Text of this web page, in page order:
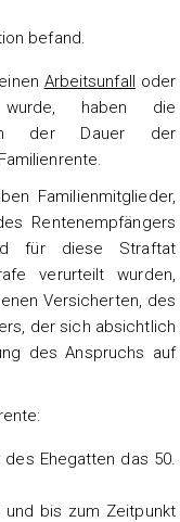
befand.
Arbeitsunfall oder
haben die
der Dauer der
Familienmitglieder,
Rentenempfängers
für diese Straftat
verurteilt wurden,
Versicherten, des
der sich absichtlich
des Anspruchs auf
Ehegatten das 50.
bis zum Zeitpunkt